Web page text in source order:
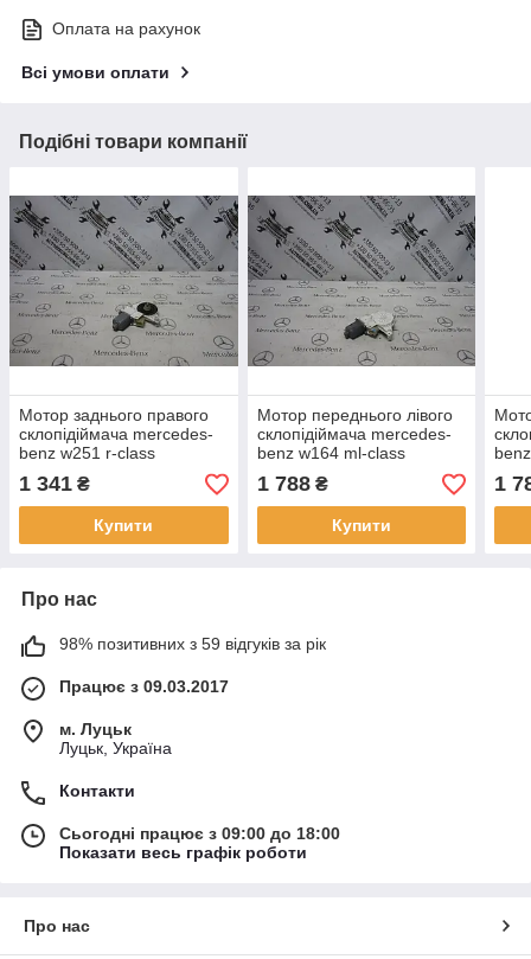
Оплата на рахунок
Всі умови оплати
Подібні товари компанії
Мотор заднього правого
склопідіймача mercedes-
benz w251 r-class
(A2518200208 /
0130822280)
1 341 ₴
Купити
Мотор переднього лівого
склопідіймача mercedes-
benz w164 ml-class
(A2518200742/0130822273)
1 788₴
Купити
1
Про нас
98% позитивних з 59 відгуків за рік
Працює з 09.03.2017
м. Луцьк
Луцьк, Україна
Контакти
Сьогодні працює з 09:00 до 18:00
Показати весь графік роботи
Про нас